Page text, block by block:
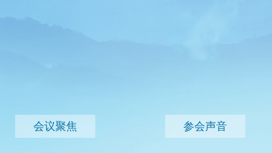
会议聚焦 参会声音